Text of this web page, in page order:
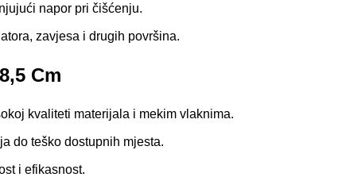
napor pri čišćenju.
zavjesa i drugih površina.
Cm
kvaliteti materijala i mekim vlaknima.
do teško dostupnih mjesta.
i efikasnost.